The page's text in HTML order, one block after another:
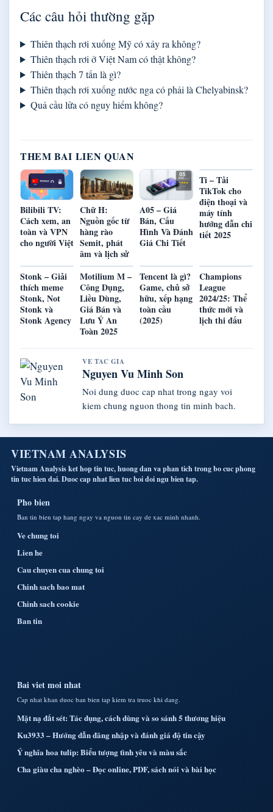
Các câu hỏi thường gặp
Thiên thạch rơi xuống Mỹ có xảy ra không?
Thiên thạch rơi ở Việt Nam có thật không?
Thiên thạch 7 tấn là gì?
Thiên thạch rơi xuống nước nga có phải là Chelyabinsk?
Quả cầu lửa có nguy hiểm không?
THEM BAI LIEN QUAN
Bilibili TV:
Cách xem, an
toàn và VPN
cho người Việt
Chữ H:
Nguồn gốc từ
hàng rào
Semit, phát
âm và lịch sử
A05 – Giá
Bán, Cấu
Hình Và Đánh
Giá Chi Tiết
Ti – Tải
TikTok cho
điện thoại và
máy tính
hướng dẫn chi
tiết 2025
Stonk – Giải
thích meme
Stonk, Not
Stonk và
Stonk Agency
Motilium M –
Công Dụng,
Liều Dùng,
Giá Bán và
Lưu Ý An
Toàn 2025
Tencent là gì?
Game, chủ sở
hữu, xếp hạng
toàn cầu
(2025)
Champions
League
2024/25: Thể
thức mới và
lịch thi đấu
VE TAC GIA
Nguyen Vu Minh Son
Noi dung duoc cap nhat trong ngay voi
kiem chung nguon thong tin minh bach.
VIETNAM ANALYSIS
Vietnam Analysis ket hop tin tuc, huong dan va phan tich trong bo cuc phong
tin tuc hien dai. Duoc cap nhat lien tuc boi doi ngu bien tap.
Pho bien
Ban tin bien tap hang ngay va nguon tin cay de xac minh nhanh.
Ve chung toi
Lien he
Cau chuyen cua chung toi
Chinh sach bao mat
Chinh sach cookie
Ban tin
Bai viet moi nhat
Cap nhat khan duoc ban bien tap kiem tra truoc khi dang.
Mặt nạ đất sét: Tác dụng, cách dùng và so sánh 5 thương hiệu
Ku3933 – Hướng dẫn đăng nhập và đánh giá độ tin cậy
Ý nghĩa hoa tulip: Biểu tượng tình yêu và màu sắc
Cha giàu cha nghèo – Đọc online, PDF, sách nói và bài học